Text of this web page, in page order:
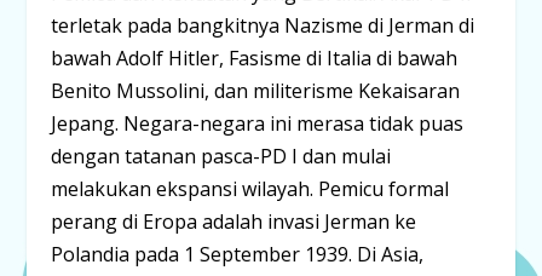
terletak pada bangkitnya Nazisme di Jerman di
bawah Adolf Hitler, Fasisme di Italia di bawah
Benito Mussolini, dan militerisme Kekaisaran
Jepang. Negara-negara ini merasa tidak puas
dengan tatanan pasca-PD I dan mulai
melakukan ekspansi wilayah. Pemicu formal
perang di Eropa adalah invasi Jerman ke
Polandia pada 1 September 1939. Di Asia,